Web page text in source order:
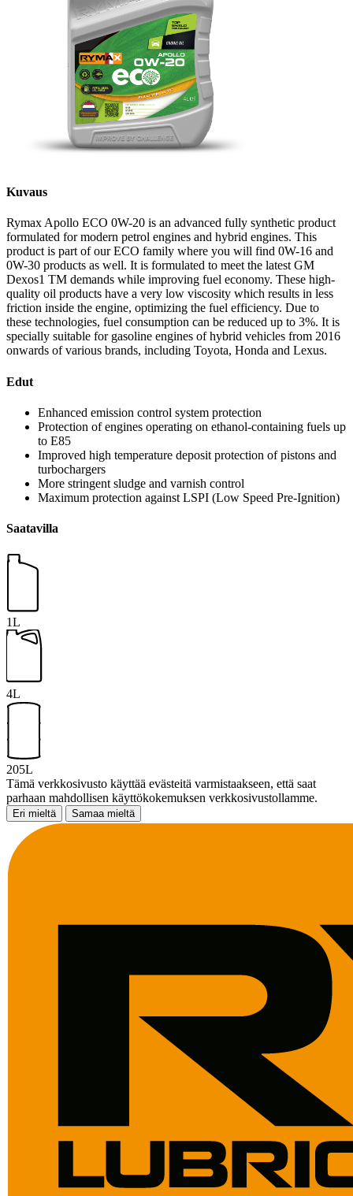
Kuvaus
Rymax Apollo ECO 0W-20 is an advanced fully synthetic product
formulated for modern petrol engines and hybrid engines. This
product is part of our ECO family where you will find 0W-16 and
0W-30 products as well. It is formulated to meet the latest GM
Dexos1 TM demands while improving fuel economy. These high-
quality oil products have a very low viscosity which results in less
friction inside the engine, optimizing the fuel efficiency. Due to
these technologies, fuel consumption can be reduced up to 3%. It is
specially suitable for gasoline engines of hybrid vehicles from 2016
onwards of various brands, including Toyota, Honda and Lexus.
Edut
Enhanced emission control system protection
Protection of engines operating on ethanol-containing fuels up
to E85
Improved high temperature deposit protection of pistons and
turbochargers
More stringent sludge and varnish control
Maximum protection against LSPI (Low Speed Pre-Ignition)
Saatavilla
1L
4L
205L
Tämä verkkosivusto käyttää evästeitä varmistaakseen, että saat
parhaan mahdollisen käyttökokemuksen verkkosivustollamme.
Eri mieltä Samaa mieltä